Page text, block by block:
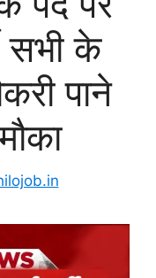
सभी के
पाने